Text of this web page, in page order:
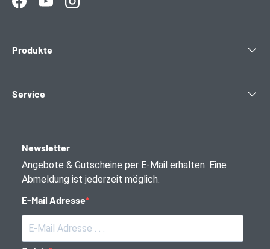
FacebookYouTubeInstagram
Produkte
Service
Newsletter
Angebote & Gutscheine per E-Mail erhalten. Eine
Abmeldung ist jederzeit möglich.
E-Mail Adresse